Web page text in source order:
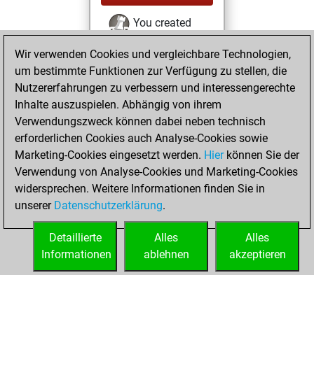
You created
Fritz
You
created your Studies
account
Studies
Sonntag, Juni 26,
2016
You played 1
slow games
Play
You scored +0
=0 -1 in slow games
Wir verwenden Cookies und vergleichbare Technologien,
um bestimmte Funktionen zur Verfügung zu stellen, die
Nutzererfahrungen zu verbessern und interessengerechte
Inhalte auszuspielen. Abhängig von ihrem
Verwendungszweck können dabei neben technisch
erforderlichen Cookies auch Analyse-Cookies sowie
Marketing-Cookies eingesetzt werden. Hierkönnen Sie der
Verwendung von Analyse-Cookies und Marketing-Cookies
widersprechen. Weitere Informationen finden Sie in
unserer Datenschutzerklärung.
Alles
akzeptieren
Alles
ablehnen
Detaillierte
Informationen